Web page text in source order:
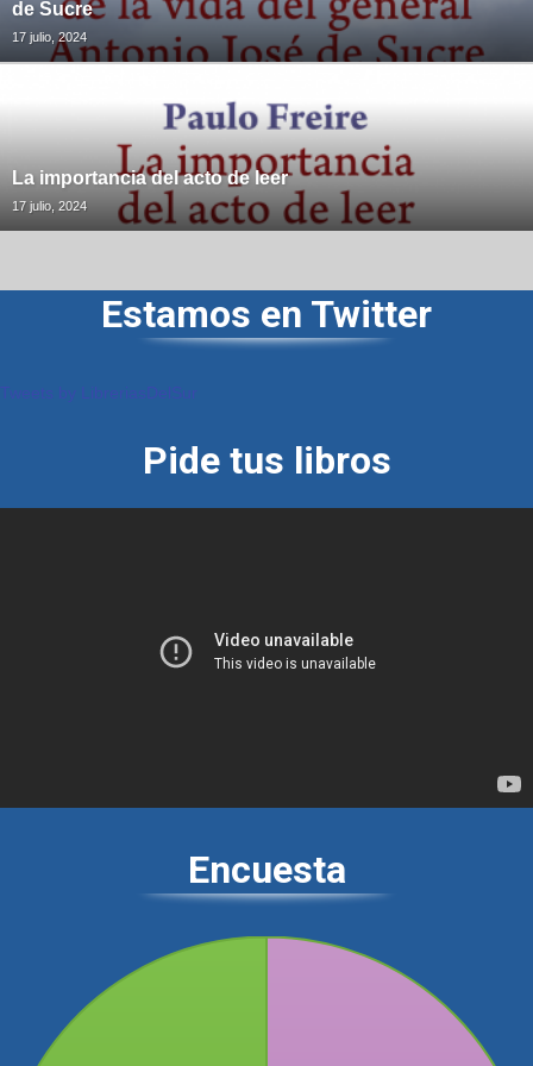
de Sucre
17 julio, 2024
La importancia del acto de leer
17 julio, 2024
Estamos en Twitter
Pide tus libros
Encuesta